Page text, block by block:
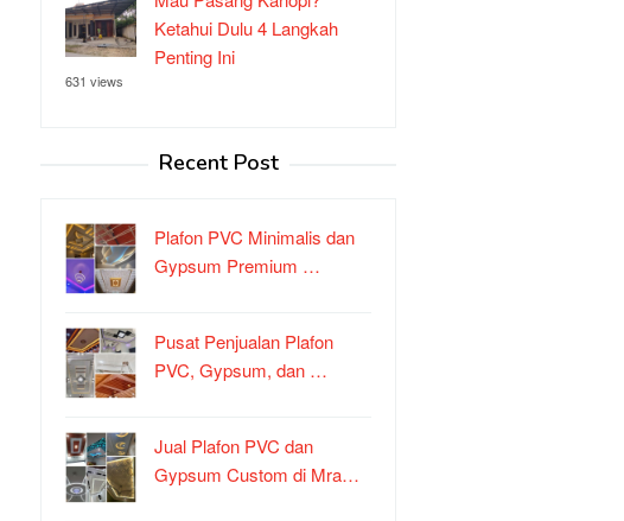
Ketahui Dulu 4 Langkah
Penting Ini
631 views
Recent Post
Plafon PVC Minimalis dan
Gypsum Premium …
Pusat Penjualan Plafon
PVC, Gypsum, dan …
Jual Plafon PVC dan
Gypsum Custom di Mra…